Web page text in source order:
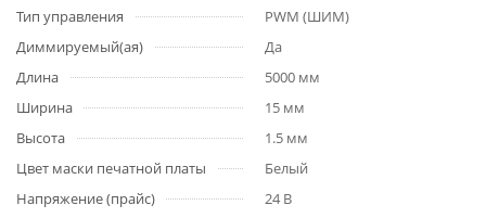
Тип управления
PWM (ШИМ)
Диммируемый(ая)
Да
Длина
5000 мм
Ширина
15 мм
Высота
1.5 мм
Цвет маски печатной платы
Белый
Напряжение (прайс)
24 В